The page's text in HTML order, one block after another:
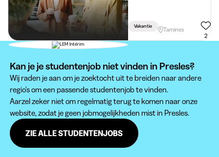
NEDERLANDS
(M/V/X)
Vakantie
Tamines
2
Kan je je studentenjob niet vinden in Presles?
Wij raden je aan om je zoektocht uit te breiden naar andere
regio's om een passende studentenjob te vinden.
Aarzel zeker niet om regelmatig terug te komen naar onze
website, zodat je geen jobmogelijkheden mist in Presles.
ZIE ALLE STUDENTENJOBS